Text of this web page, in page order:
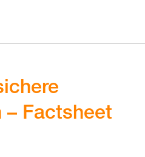
– Factsheet